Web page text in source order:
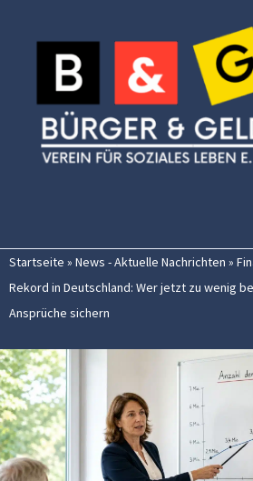
Inhalt
springen
Startseite » News - Aktuelle Nachrichten »
Rekord in Deutschland: Wer jetzt zu wenig
Ansprüche sichern